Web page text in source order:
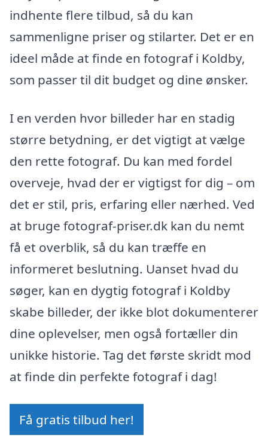
indhente flere tilbud, så du kan
sammenligne priser og stilarter. Det er en
ideel måde at finde en fotograf i Koldby,
som passer til dit budget og dine ønsker.
I en verden hvor billeder har en stadig
større betydning, er det vigtigt at vælge
den rette fotograf. Du kan med fordel
overveje, hvad der er vigtigst for dig – om
det er stil, pris, erfaring eller nærhed. Ved
at bruge fotograf-priser.dk kan du nemt
få et overblik, så du kan træffe en
informeret beslutning. Uanset hvad du
søger, kan en dygtig fotograf i Koldby
skabe billeder, der ikke blot dokumenterer
dine oplevelser, men også fortæller din
unikke historie. Tag det første skridt mod
at finde din perfekte fotograf i dag!
Få gratis tilbud her!